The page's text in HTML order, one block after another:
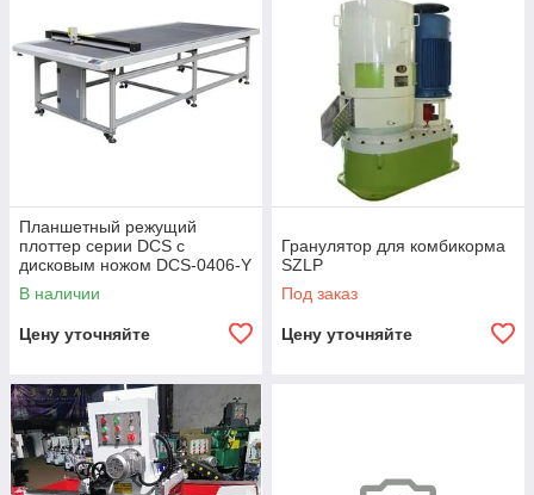
Планшетный режущий
плоттер серии DCS с
дисковым ножом DCS-0406-Y
В наличии
Цену уточняйте
Гранулятор для комбикорма
SZLP
Под заказ
Цену уточняйте